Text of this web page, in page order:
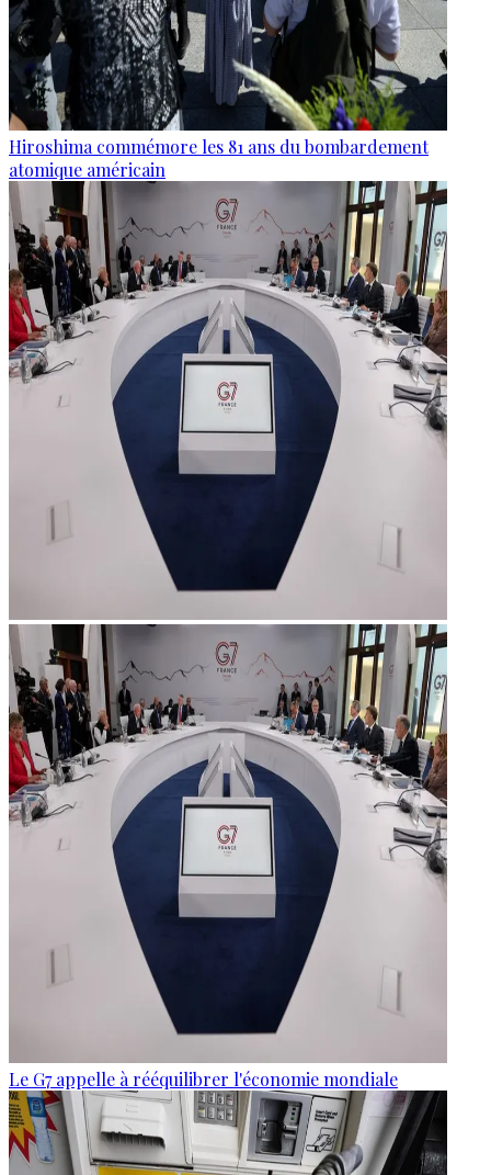
Hiroshima commémore les 81 ans du bombardement
atomique américain
Le G7 appelle à rééquilibrer l'économie mondiale